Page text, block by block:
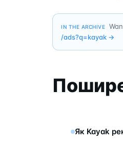
IN THE ARCHIVE
/ads?q=kayak →
Як Kayak